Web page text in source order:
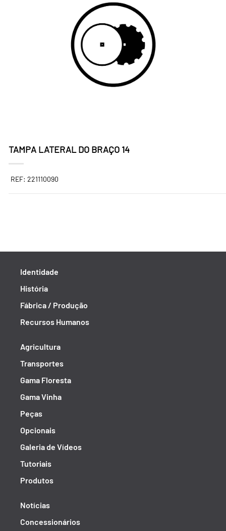
TAMPA LATERAL DO BRAÇO 14
REF: 221110090
Identidade
História
Fábrica / Produção
Recursos Humanos
Agricultura
Transportes
Gama Floresta
Gama Vinha
Peças
Opcionais
Galeria de Vídeos
Tutoriais
Produtos
Notícias
Concessionários